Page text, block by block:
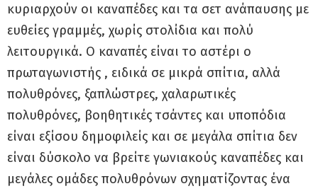
κυριαρχούν οι καναπέδες και τα σετ ανάπαυσης με
ευθείες γραμμές, χωρίς στολίδια και πολύ
λειτουργικά. Ο καναπές είναι το αστέρι o
πρωταγωνιστής , ειδικά σε μικρά σπίτια, αλλά
πολυθρόνες, ξαπλώστρες, χαλαρωτικές
πολυθρόνες, βοηθητικές τσάντες και υποπόδια
είναι εξίσου δημοφιλείς και σε μεγάλα σπίτια δεν
είναι δύσκολο να βρείτε γωνιακούς καναπέδες και
μεγάλες ομάδες πολυθρόνων σχηματίζοντας ένα